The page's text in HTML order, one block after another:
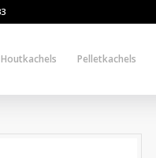
Houtkachels Pelletkachels